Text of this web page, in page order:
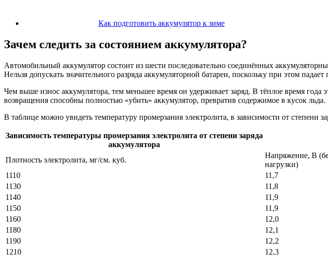
Как подготовить аккумулятор к зиме
Зачем следить за состоянием аккумулятора?
Автомобильный аккумулятор состоит из шести последовательно соединённых
Нельзя допускать значительного разряда аккумуляторной батареи, поскольку при этом
Чем выше износ аккумулятора, тем меньшее время он удерживает заряд. В тёплое время
возвращения способны полностью «убить» аккумулятор, превратив содержимое в кусок льда.
В таблице можно увидеть температуру промерзания электролита, в зависимости от степени
Зависимость температуры промерзания электролита от степени заряда
аккумулятора
Плотность электролита, мг/см. куб.
Напряжение, В
нагрузки)
1110
11,7
1130
11,8
1140
11,9
1150
11,9
1160
12,0
1180
12,1
1190
12,2
1210
12,3